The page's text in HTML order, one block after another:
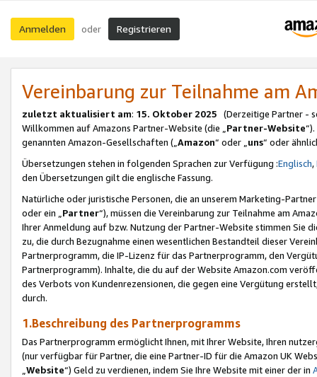
Anmelden oder Registrieren
Vereinbarung zur Teilnahme am
zuletzt aktualisiert am: 15. Oktober 2025 (Derzeitige Partner -
Willkommen auf Amazons Partner-Website (die „Partner-Website
genannten Amazon-Gesellschaften („Amazon“ oder „uns“ oder
Übersetzungen stehen in folgenden Sprachen zur Verfügung :Englisch,
den Übersetzungen gilt die englische Fassung.
Natürliche oder juristische Personen, die an unserem Marketing-
oder ein „Partner“), müssen die Vereinbarung zur Teilnahme am
Ihrer Anmeldung auf bzw. Nutzung der Partner-Website stimmen Sie
zu, die durch Bezugnahme einen wesentlichen Bestandteil dieser
Partnerprogramm, die IP-Lizenz für das Partnerprogramm, den
Partnerprogramm). Inhalte, die du auf der Website Amazon.com
des Verbots von Kundenrezensionen, die gegen eine Vergütung
durch.
1.Beschreibung des Partnerprogramms
Das Partnerprogramm ermöglicht Ihnen, mit Ihrer Website, Ihren
(nur verfügbar für Partner, die eine Partner-ID für die Amazon UK
Website“) Geld zu verdienen, indem Sie Ihre Website mit einer der in